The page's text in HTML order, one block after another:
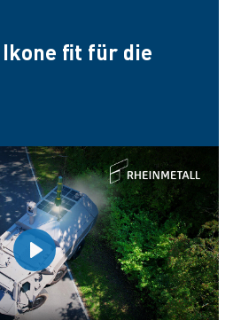
Ikone fit für die
Play